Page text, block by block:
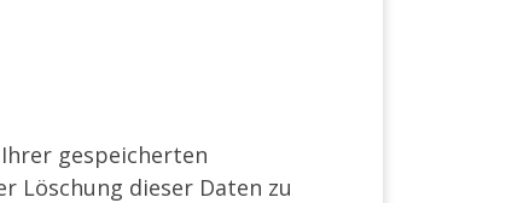
gespeicherten
Löschung dieser Daten zu